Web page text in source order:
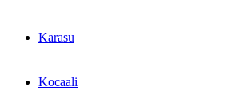
Karasu
Kocaali